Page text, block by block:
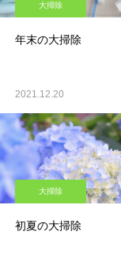
大掃除
年末の大掃除
2021.12.20
大掃除
初夏の大掃除